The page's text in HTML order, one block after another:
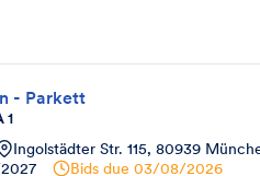
- Parkett
1
Ingolstädter Str. 115, 80939
Bids due 03/08/2026